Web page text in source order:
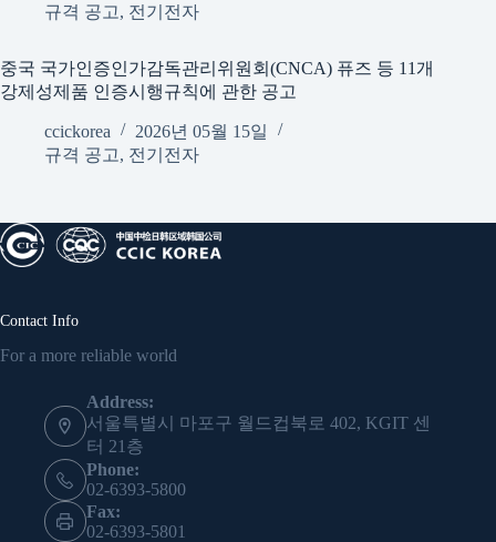
규격 공고, 전기전자
중국 국가인증인가감독관리위원회(CNCA) 퓨즈 등 11개
강제성제품 인증시행규칙에 관한 공고
ccickorea
2026년 05월 15일
규격 공고, 전기전자
Contact Info
For a more reliable world
Address:
서울특별시 마포구 월드컵북로 402, KGIT 센
터 21층
Phone:
02-6393-5800
Fax:
02-6393-5801